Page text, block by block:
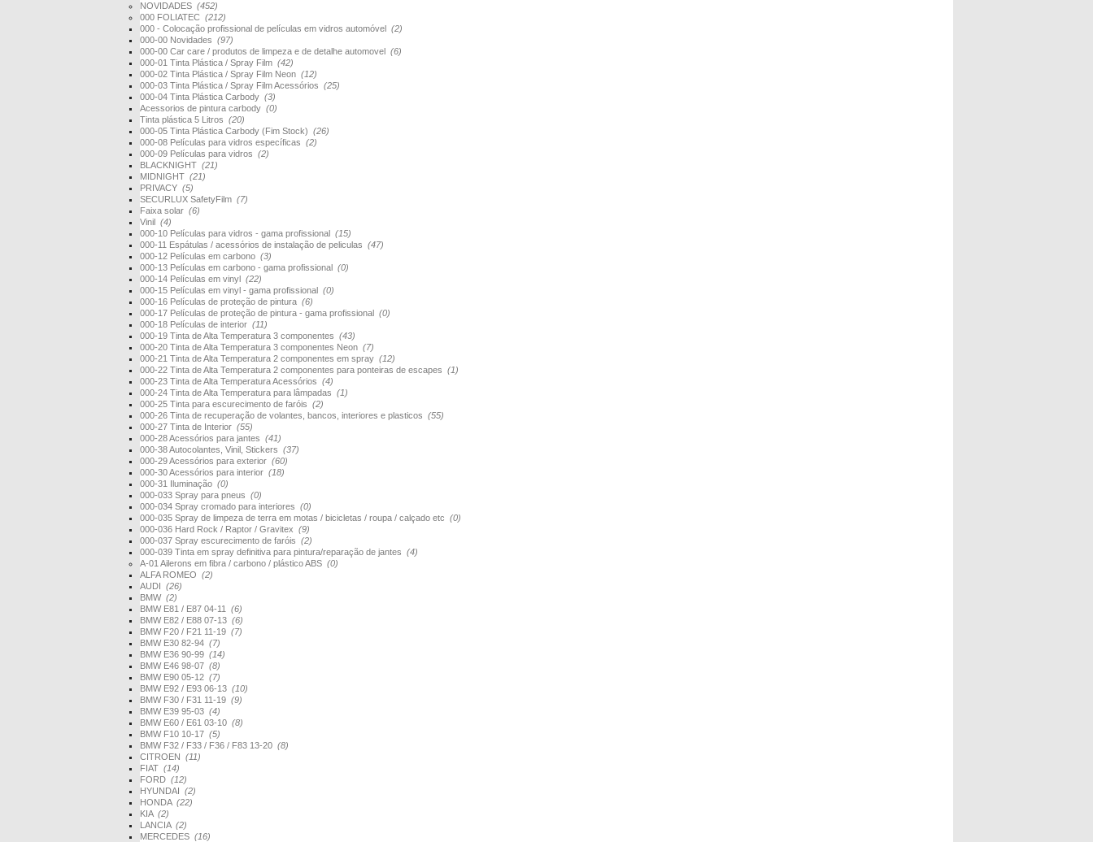
NOVIDADES (452)
000 FOLIATEC (212)
000 - Colocação profissional de películas em vidros automóvel (2)
000-00 Novidades (97)
000-00 Car care / produtos de limpeza e de detalhe automovel (6)
000-01 Tinta Plástica / Spray Film (42)
000-02 Tinta Plástica / Spray Film Neon (12)
000-03 Tinta Plástica / Spray Film Acessórios (25)
000-04 Tinta Plástica Carbody (3)
Acessorios de pintura carbody (0)
Tinta plástica 5 Litros (20)
000-05 Tinta Plástica Carbody (Fim Stock) (26)
000-08 Películas para vidros específicas (2)
000-09 Películas para vidros (2)
BLACKNIGHT (21)
MIDNIGHT (21)
PRIVACY (5)
SECURLUX SafetyFilm (7)
Faixa solar (6)
Vinil (4)
000-10 Películas para vidros - gama profissional (15)
000-11 Espátulas / acessórios de instalação de peliculas (47)
000-12 Películas em carbono (3)
000-13 Películas em carbono - gama profissional (0)
000-14 Películas em vinyl (22)
000-15 Películas em vinyl - gama profissional (0)
000-16 Películas de proteção de pintura (6)
000-17 Películas de proteção de pintura - gama profissional (0)
000-18 Películas de interior (11)
000-19 Tinta de Alta Temperatura 3 componentes (43)
000-20 Tinta de Alta Temperatura 3 componentes Neon (7)
000-21 Tinta de Alta Temperatura 2 componentes em spray (12)
000-22 Tinta de Alta Temperatura 2 componentes para ponteiras de escapes (1)
000-23 Tinta de Alta Temperatura Acessórios (4)
000-24 Tinta de Alta Temperatura para lâmpadas (1)
000-25 Tinta para escurecimento de faróis (2)
000-26 Tinta de recuperação de volantes, bancos, interiores e plasticos (55)
000-27 Tinta de Interior (55)
000-28 Acessórios para jantes (41)
000-38 Autocolantes, Vinil, Stickers (37)
000-29 Acessórios para exterior (60)
000-30 Acessórios para interior (18)
000-31 Iluminação (0)
000-033 Spray para pneus (0)
000-034 Spray cromado para interiores (0)
000-035 Spray de limpeza de terra em motas / bicicletas / roupa / calçado etc (0)
000-036 Hard Rock / Raptor / Gravitex (9)
000-037 Spray escurecimento de faróis (2)
000-039 Tinta em spray definitiva para pintura/reparação de jantes (4)
A-01 Ailerons em fibra / carbono / plástico ABS (0)
ALFA ROMEO (2)
AUDI (26)
BMW (2)
BMW E81 / E87 04-11 (6)
BMW E82 / E88 07-13 (6)
BMW F20 / F21 11-19 (7)
BMW E30 82-94 (7)
BMW E36 90-99 (14)
BMW E46 98-07 (8)
BMW E90 05-12 (7)
BMW E92 / E93 06-13 (10)
BMW F30 / F31 11-19 (9)
BMW E39 95-03 (4)
BMW E60 / E61 03-10 (8)
BMW F10 10-17 (5)
BMW F32 / F33 / F36 / F83 13-20 (8)
CITROEN (11)
FIAT (14)
FORD (12)
HYUNDAI (2)
HONDA (22)
KIA (2)
LANCIA (2)
MERCEDES (16)